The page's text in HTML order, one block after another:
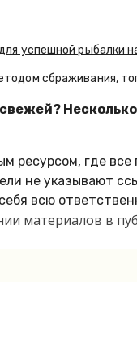
успешной рыбалки
сбраживания,
ресурсом, где
не указывают
всю
материалов в